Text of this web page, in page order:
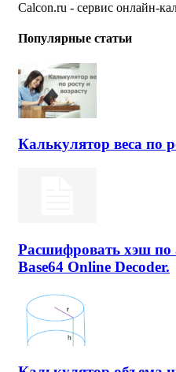
Calcon.ru - сервис онлайн-
Популярные статьи
Калькулятор веса по
Расшифровать хэш по
Base64 Online Decoder.